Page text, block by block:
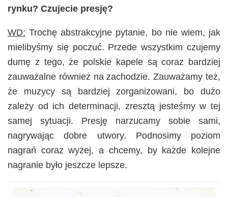
rynku? Czujecie presję?
WD: Trochę abstrakcyjne pytanie, bo nie wiem, jak
mielibyśmy się poczuć. Przede wszystkim czujemy
dumę z tego, że polskie kapele są coraz bardziej
zauważalne również na zachodzie. Zauważamy też,
że muzycy są bardziej zorganizowani, bo dużo
zależy od ich determinacji, zresztą jesteśmy w tej
samej sytuacji. Presję narzucamy sobie sami,
nagrywając dobre utwory. Podnosimy poziom
nagrań coraz wyżej, a chcemy, by każde kolejne
nagranie było jeszcze lepsze.